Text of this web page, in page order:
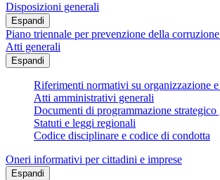
Disposizioni generali
Espandi
Piano triennale per prevenzione della
Atti generali
Espandi
Riferimenti normativi su organizzazione
Atti amministrativi generali
Documenti di programmazione strategico
Statuti e leggi regionali
Codice disciplinare e codice di condotta
Oneri informativi per cittadini e imprese
Espandi